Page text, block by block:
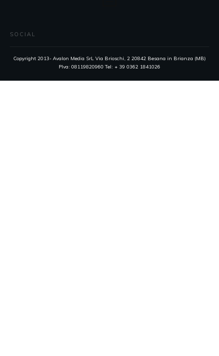
SOCIAL
Copyright 2013- Avalon Media SrL Via Brioschi, 2 20842 Besana in Brianza (MB)
PIva: 08119820960 Tel: + 39 0362 1841026